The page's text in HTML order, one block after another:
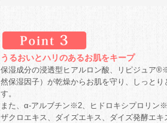
うるおいとハリのあるお肌をキープ
保湿成分の浸透型ヒアルロン酸、リピジュア
然保湿因子）が乾燥からお肌を守り、しっと
す。
また、α‐アルブチン※2、ヒドロキシプロリン
ザクロエキス、ダイズエキス、ダイズ発酵エ